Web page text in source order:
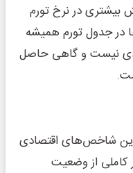
در نرخ تورم
در جدول تورم همیشه
نیست و گاهی حاصل
شاخص‌های اقتصادی
کاملی از وضعیت